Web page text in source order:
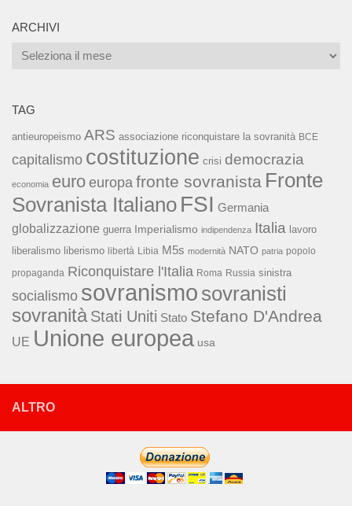
ARCHIVI
Archivi
TAG
antieuropeismo ARS associazione riconquistare la sovranità BCE
capitalismo costituzione crisi democrazia
economia euro europa fronte sovranista Fronte
Sovranista Italiano FSI Germania
globalizzazione guerra Imperialismo indipendenza Italia lavoro
liberalismo liberismo libertà Libia M5s modernità NATO patria popolo
propaganda Riconquistare l'Italia Roma Russia sinistra
socialismo sovranismo sovranisti
sovranità Stati Uniti Stato Stefano D'Andrea
UE Unione europea usa
ALTRO